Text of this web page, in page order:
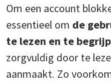
Om een account
essentieel om de
te lezen en te
zorgvuldig door te
aanmaakt. Zo